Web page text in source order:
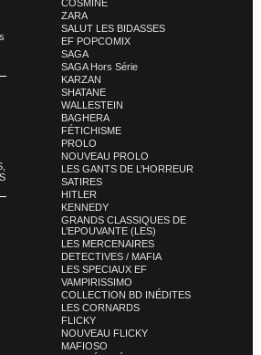
COSMINE
ZARA
SALUT LES BIDASSES
EF POPCOMIX
SAGA
SAGA Hors Série
KARZAN
SHATANE
WALLESTEIN
BAGHERA
FÉTICHISME
PROLO
NOUVEAU PROLO
LES GANTS DE L’HORREUR
SATIRES
HITLER
KENNEDY
GRANDS CLASSIQUES DE
L’EPOUVANTE (LES)
LES MERCENAIRES
DETECTIVES / MAFIA
LES SPECIAUX EF
VAMPIRISSIMO
COLLECTION BD INÉDITES
LES CORNARDS
FLICKY
NOUVEAU FLICKY
MAFIOSO